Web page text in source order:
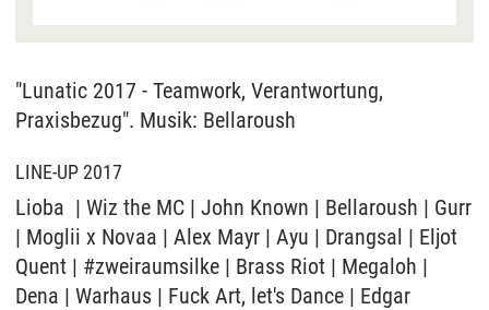
an EU-Standards, jedoch als unzureichend
dass Ihre Daten dann durch US-Behörden
verarbeitet werden können. Klicken Sie auf „Ja“
erfolgt die Weitergabe nur für die Anzeige dieses
Videos. Bei Klick auf „Immer“ erfolgt die
Weitergabe generell bei Anzeige von Youtube-
Videos auf unserer Seite. Nähere Informationen
hierzu entnehmen Sie bitte unserer
Datenschutzerklärung
"Lunatic 2017 - Teamwork, Verantwortung,
Praxisbezug". Musik: Bellaroush
LINE-UP 2017
Lioba | Wiz the MC | John Known | Bellaroush | Gurr
| Moglii x Novaa | Alex Mayr | Ayu | Drangsal | Eljot
Quent | #zweiraumsilke | Brass Riot | Megaloh |
Dena | Warhaus | Fuck Art, let's Dance | Edgar